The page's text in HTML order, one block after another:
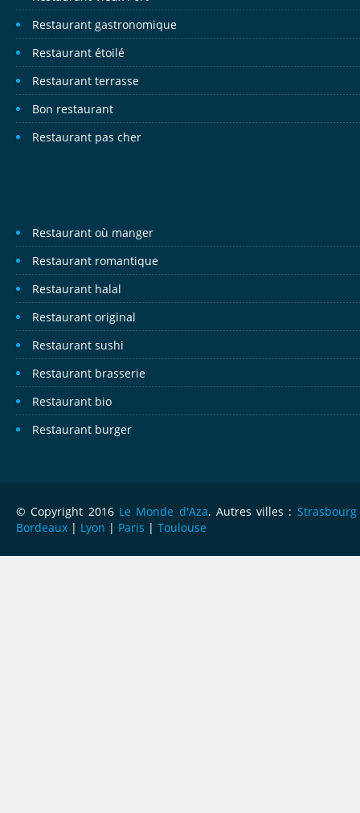
Restaurant gastronomique
Restaurant étoilé
Restaurant terrasse
Bon restaurant
Restaurant pas cher
Restaurant où manger
Restaurant romantique
Restaurant halal
Restaurant original
Restaurant sushi
Restaurant brasserie
Restaurant bio
Restaurant burger
© Copyright 2016 Le Monde d'Aza. Autres villes : Strasbourg
Bordeaux | Lyon | Paris | Toulouse